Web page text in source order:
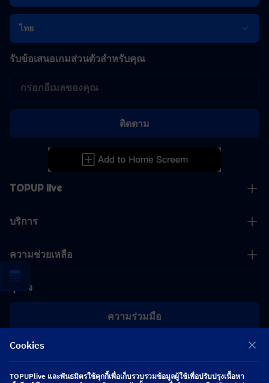
ไทย
TOPUP live
บริการ
ความช่วยเหลือ
ธุรกิจ
ความร่วมมือ
[email protected]
[email protected]
รับข้อเสนอเกมส่วนตัวสำหรับคุณ
ติดตาม
Cookies
TOPUPlive และพันธมิตรใช้คุกกี้เพื่อเก็บรวบรวมข้อมูลผู้ใช้เพื่อปรับปรุงเนื้อหา